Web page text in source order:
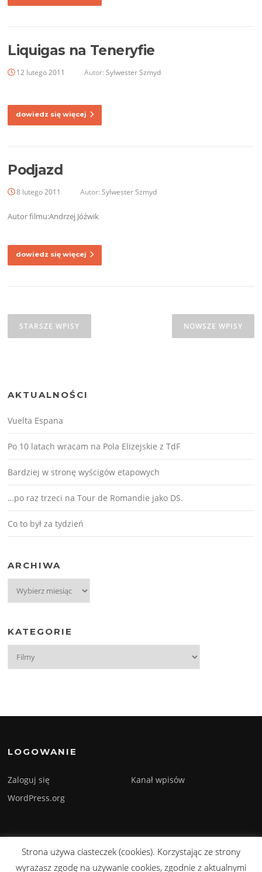
Liquigas na Teneryfie
12 lutego 2011 Autor:Sylwester Szmyd
dowiedz się więcej
Podjazd
8 lutego 2011 Autor:Sylwester Szmyd
Autor filmu:Andrzej Jóźwik
dowiedz się więcej
po
wpisach
STARSZE WPISY NOWSZE WPISY
AKTUALNOŚCI
Vuelta Espana
Po 10 latach wracam na Pola Elizejskie z TdF
Bardziej w stronę wyścigów etapowych
…po raz trzeci na Tour de Romandie jako DS.
Co to był za tydzień
ARCHIWA
KATEGORIE
LOGOWANIE
Zaloguj się
Kanał wpisów
WordPress.org
Prawa autorskie © 2026 Sylwester Szmyd. Wszelkie prawa zastrzeżone.
Strona używa ciasteczek (cookies). Korzystając ze strony
wyrażasz zgodę na używanie cookies, zgodnie z aktualnymi